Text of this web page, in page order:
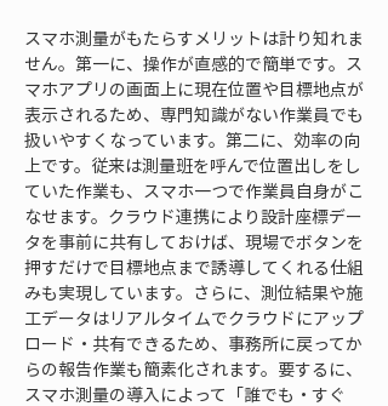
スマホ測量がもたらすメリットは計り知れま
せん。第一に、操作が直感的で簡単です。ス
マホアプリの画面上に現在位置や目標地点が
表示されるため、専門知識がない作業員でも
扱いやすくなっています。第二に、効率の向
上です。従来は測量班を呼んで位置出しをし
ていた作業も、スマホ一つで作業員自身がこ
なせます。クラウド連携により設計座標デー
タを事前に共有しておけば、現場でボタンを
押すだけで目標地点まで誘導してくれる仕組
みも実現しています。さらに、測位結果や施
工データはリアルタイムでクラウドにアップ
ロード・共有できるため、事務所に戻ってか
らの報告作業も簡素化されます。要するに、
スマホ測量の導入によって「誰でも・すぐ